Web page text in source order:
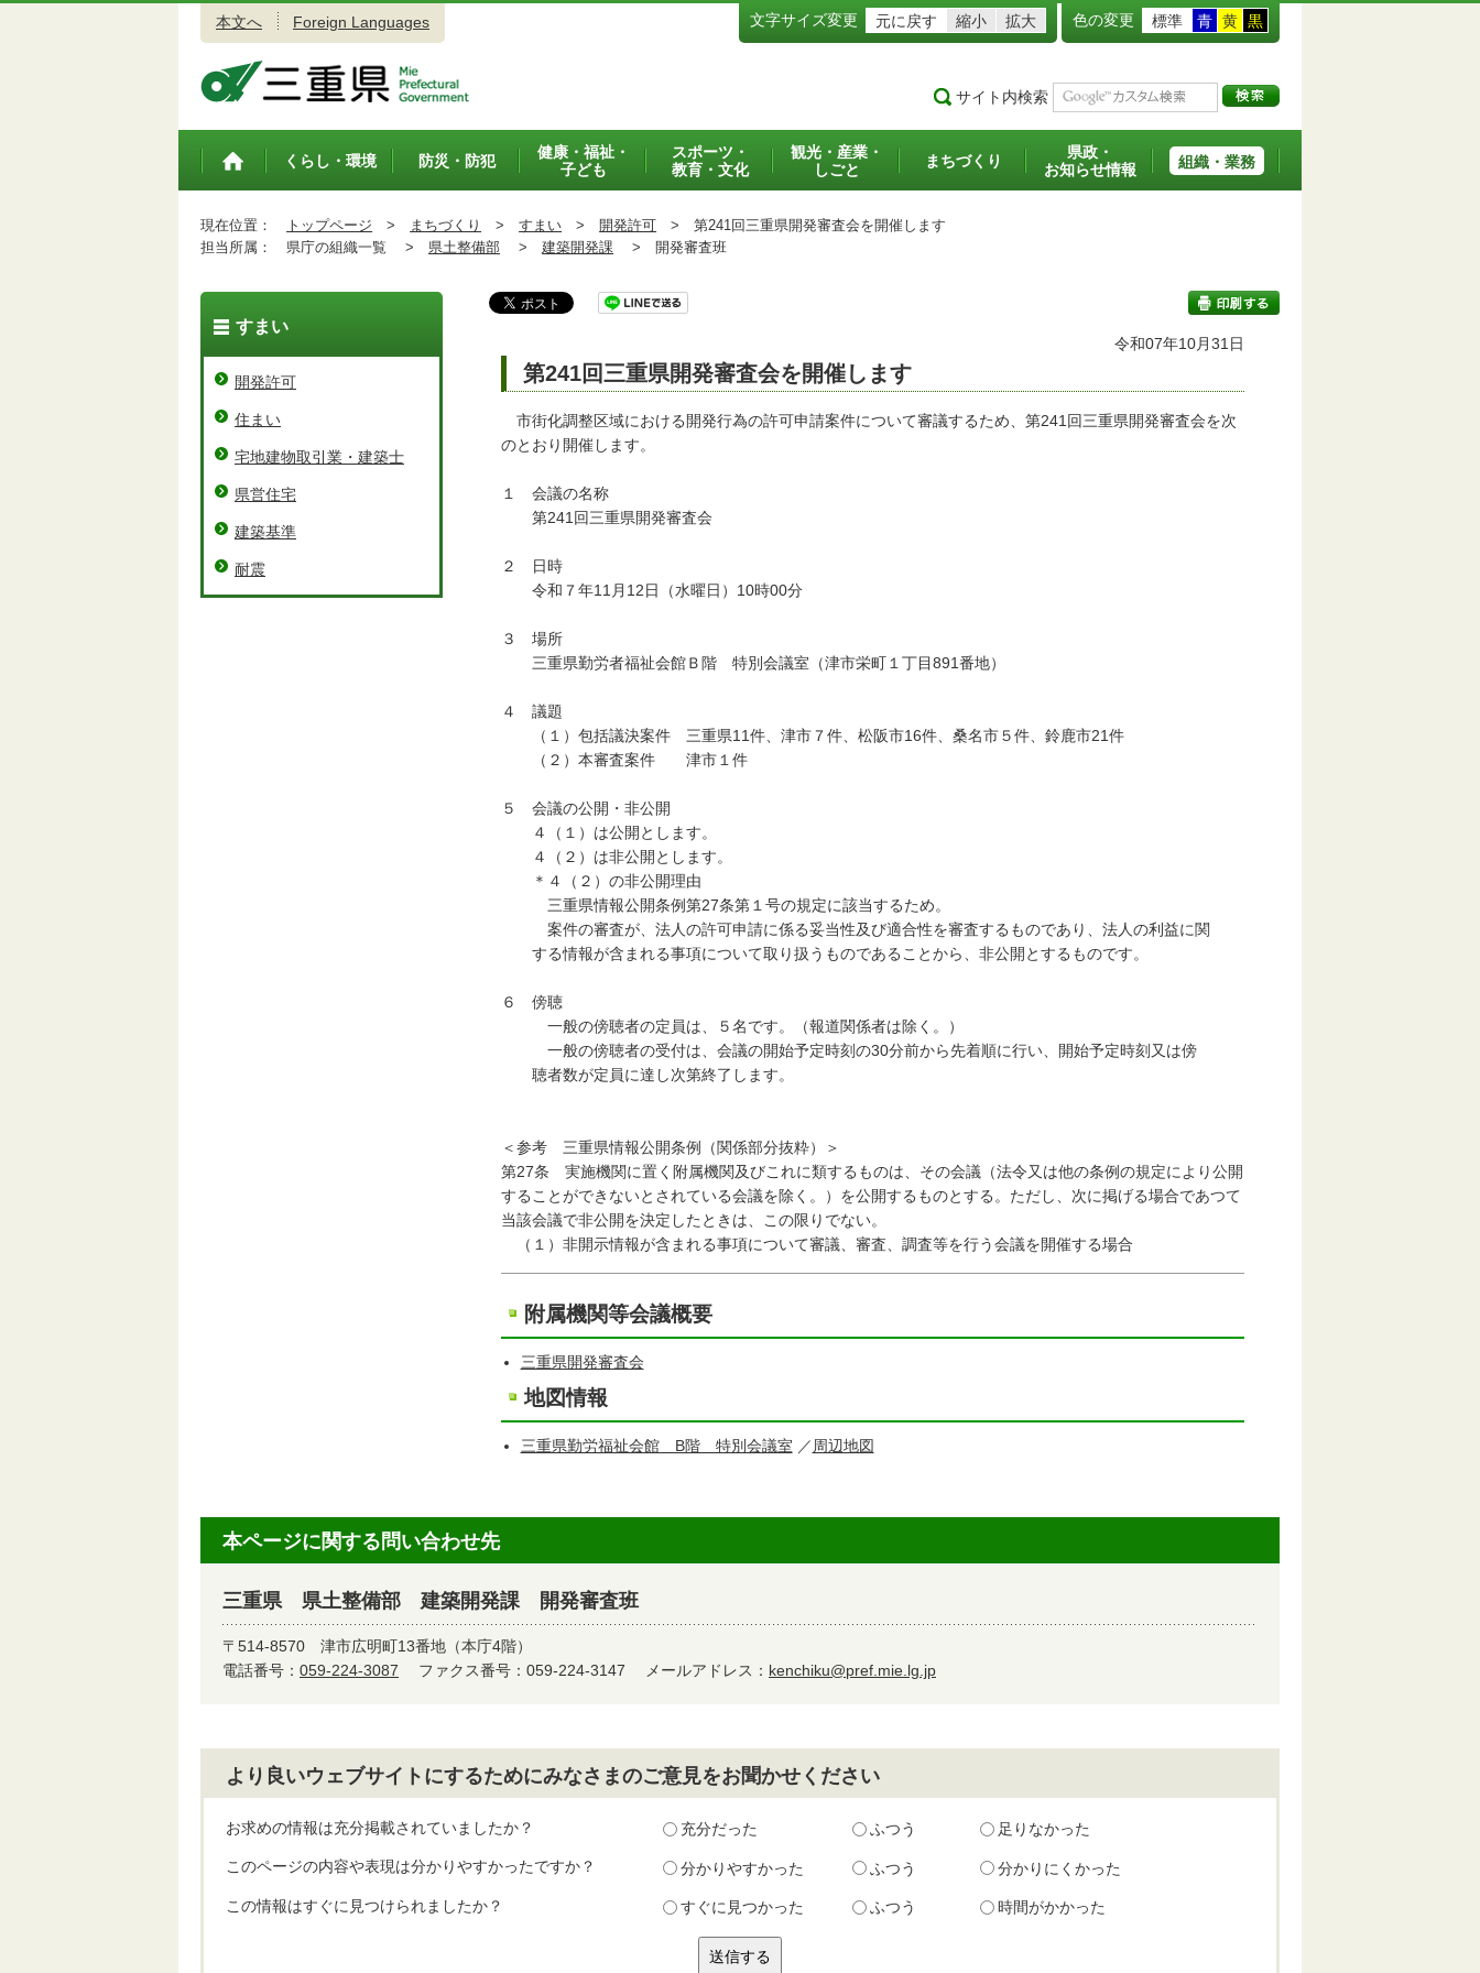
本文へ Foreign Languages 文字サイズ変更 元に戻す 縮小 拡大 色の変更 標準 青 黄 黒
サイト内検索
トップペ
くらし・環境 防災・防犯
健康・福祉・
子ども
スポーツ・
教育・文化
観光・産業・
しごと
まちづくり
県政・
お知らせ情報
組織・業務
現在位置： トップページ > まちづくり > すまい > 開発許可 > 第241回三重県開発審査会を開催します
担当所属：
県庁の組織一覧 > 県土整備部 > 建築開発課 > 開発審査班
印刷する
令和07年10月31日
第241回三重県開発審査会を開催します
市街化調整区域における開発行為の許可申請案件について審議するため、第241回三重県開発審査会を次
のとおり開催します。
１ 会議の名称
第241回三重県開発審査会
２ 日時
令和７年11月12日（水曜日）10時00分
３ 場所
三重県勤労者福祉会館Ｂ階 特別会議室（津市栄町１丁目891番地）
４ 議題
（１）包括議決案件 三重県11件、津市７件、松阪市16件、桑名市５件、鈴鹿市21件
（２）本審査案件 津市１件
５ 会議の公開・非公開
４（１）は公開とします。
４（２）は非公開とします。
＊４（２）の非公開理由
三重県情報公開条例第27条第１号の規定に該当するため。
案件の審査が、法人の許可申請に係る妥当性及び適合性を審査するものであり、法人の利益に関
する情報が含まれる事項について取り扱うものであることから、非公開とするものです。
６ 傍聴
一般の傍聴者の定員は、５名です。（報道関係者は除く。）
一般の傍聴者の受付は、会議の開始予定時刻の30分前から先着順に行い、開始予定時刻又は傍
聴者数が定員に達し次第終了します。
＜参考 三重県情報公開条例（関係部分抜粋）＞
第27条 実施機関に置く附属機関及びこれに類するものは、その会議（法令又は他の条例の規定により公開
することができないとされている会議を除く。）を公開するものとする。ただし、次に掲げる場合であつて
当該会議で非公開を決定したときは、この限りでない。
（１）非開示情報が含まれる事項について審議、審査、調査等を行う会議を開催する場合
附属機関等会議概要
三重県開発審査会
地図情報
三重県勤労福祉会館 B階 特別会議室 ／ 周辺地図
すまい
開発許可
住まい
宅地建物取引業・建築士
県営住宅
建築基準
耐震
本ページに関する問い合わせ先
三重県 県土整備部 建築開発課 開発審査班
〒514-8570 津市広明町13番地（本庁4階）
電話番号： 059-224-3087 ファクス番号：059-224-3147 メールアドレス： kenchiku@pref.mie.lg.jp
より良いウェブサイトにするためにみなさまのご意見をお聞かせください
お求めの情報は充分掲載されていましたか？ 充分だった ふつう 足りなかった
このページの内容や表現は分かりやすかったですか？ 分かりやすかった ふつう 分かりにくかった
この情報はすぐに見つけられましたか？ すぐに見つかった ふつう 時間がかかった